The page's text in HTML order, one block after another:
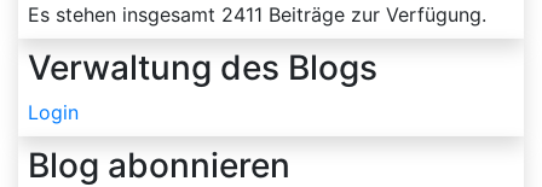
Es stehen insgesamt 2411 Beiträge zur Verfügung.
Verwaltung des Blogs
Login
Blog abonnieren